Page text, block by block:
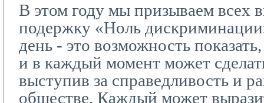
В этом году мы призываем всех
подержку «Ноль
день - это возможность
и в каждый момент может
выступив за справедливость и
обществе. Каждый может